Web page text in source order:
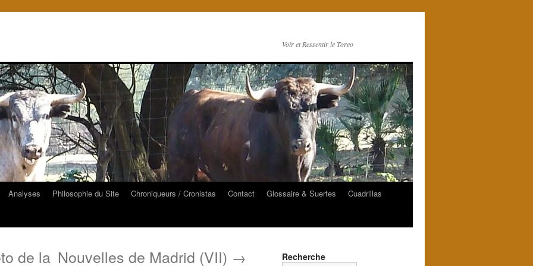
Voir et Ressentir le Toreo
Analyses Philosophie du Site Chroniqueurs / Cronistas Contact Glossaire & Suertes
Cuadrillas
de la Nouvelles de Madrid (VII) → Recherche